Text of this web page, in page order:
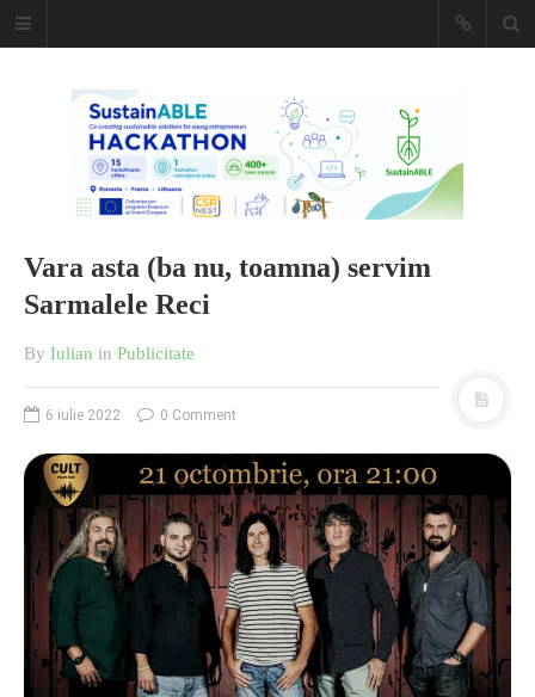
Caiet de
insemnari
DESCARCĂ!
O poveste in care sexul se
confunda cu dragostea,
Vara asta (ba nu, toamna) servim
Sarmalele Reci
By Iulian in Publicitate
6 iulie 2022 0 Comment